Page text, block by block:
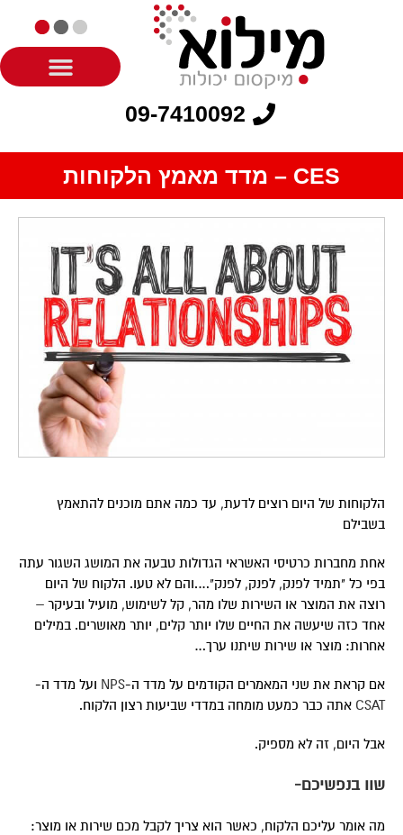
09-7410092
CES – מדד מאמץ הלקוחות
הלקוחות של היום רוצים לדעת, עד כמה אתם מוכנים להתאמץ
בשבילם
אחת מחברות כרטיסי האשראי הגדולות טבעה את המושג השגור עתה
בפי כל "תמיד לפנק, לפנק, לפנק"….והם לא טעו. הלקוח של היום
רוצה את המוצר או השירות שלו מהר, קל לשימוש, מועיל ובעיקר –
אחד כזה שיעשה את החיים שלו יותר קלים, יותר מאושרים. במילים
אחרות: מוצר או שירות שיתנו ערך…
אם קראת את שני המאמרים הקודמים על מדד ה-NPS ועל מדד ה-
CSAT אתה כבר כמעט מומחה במדדי שביעות רצון הלקוח.
אבל היום, זה לא מספיק.
שוו בנפשיכם-
מה אומר עליכם הלקוח, כאשר הוא צריך לקבל מכם שירות או מוצר: